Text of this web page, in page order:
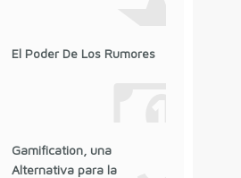
El Poder De Los Rumores
Gamification, una
Alternativa para la